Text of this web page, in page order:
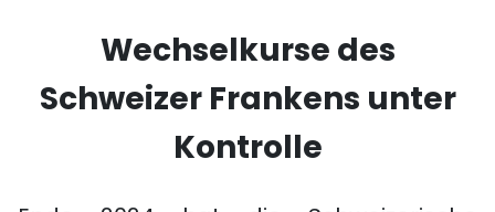
Wechselkurse des
Schweizer Frankens unter
Kontrolle